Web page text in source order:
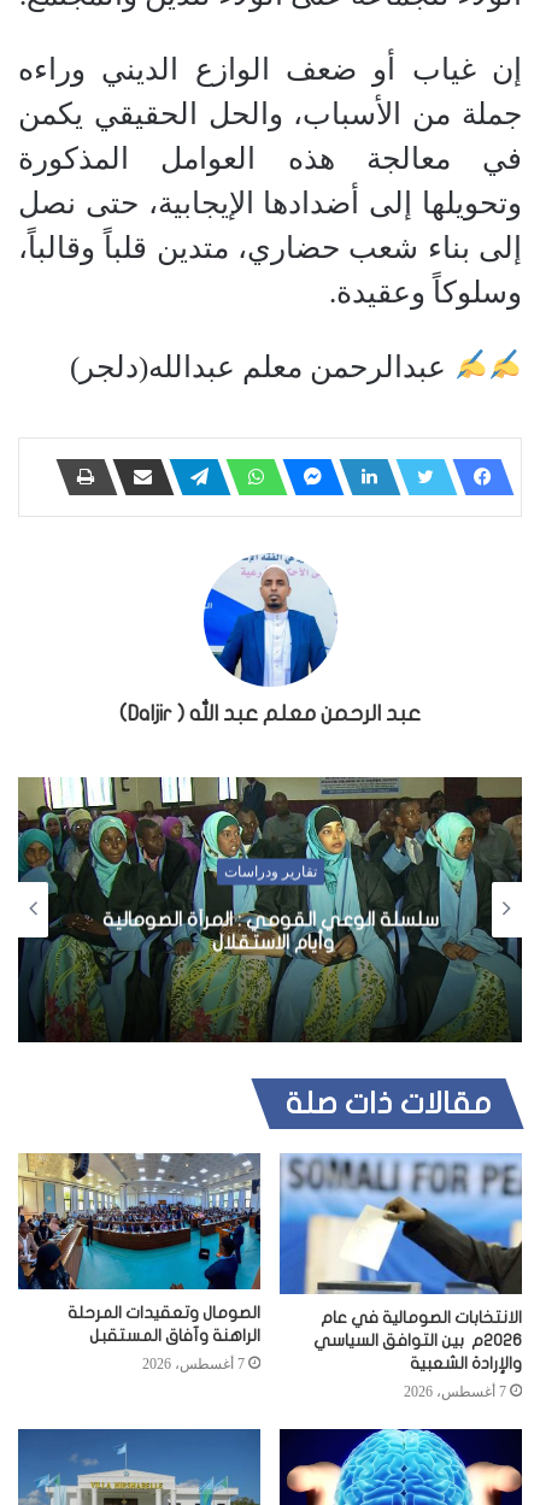
​إن غياب أو ضعف الوازع الديني وراءه
جملة من الأسباب، والحل الحقيقي يكمن
في معالجة هذه العوامل المذكورة
وتحويلها إلى أضدادها الإيجابية، حتى نصل
إلى بناء شعب حضاري، متدين قلباً وقالباً،
وسلوكاً وعقيدة.
عبدالرحمن معلم عبدالله(دلجر)
عبد الرحمن معلم عبد الله ( Daljir)
أخبار
ولاية جلمدغ تمنع طائرة تقل سياسيين من
الهبوط في مطار عبود واق
مقالات ذات صلة
الانتخابات الصومالية في عام
2026م بين التوافق السياسي
والإرادة الشعبية
7 أغسطس، 2026
الصومال وتعقيدات المرحلة
الراهنة وآفاق المستقبل
7 أغسطس، 2026